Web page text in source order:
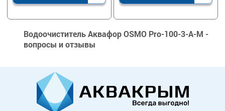
Водоочиститель Аквафор OSMO Pro-100-3-А-М -
вопросы и отзывы